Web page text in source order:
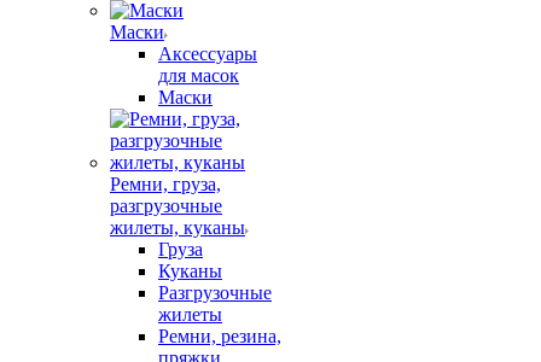
Маски
Аксессуары
для масок
Маски
Ремни, груза,
разгрузочные
жилеты, куканы
Груза
Куканы
Разгрузочные
жилеты
Ремни, резина,
пряжки